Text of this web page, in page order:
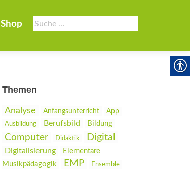
Suche
nach:
Shop
Themen
Analyse Anfangsunterricht
App
Ausbildung
Berufsbild Bildung
Computer Didaktik Digital
Digitalisierung
Elementare
Musikpädagogik
EMP Ensemble